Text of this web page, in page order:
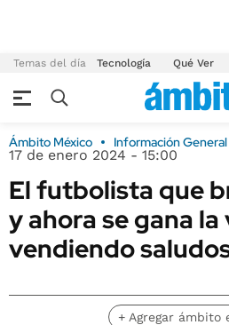
Temas del día Tecnología Qué Ver
Ámbito México Información General
17 de enero 2024 - 15:00
El futbolista que
y ahora se gana la
vendiendo
+ Agregar ámbito